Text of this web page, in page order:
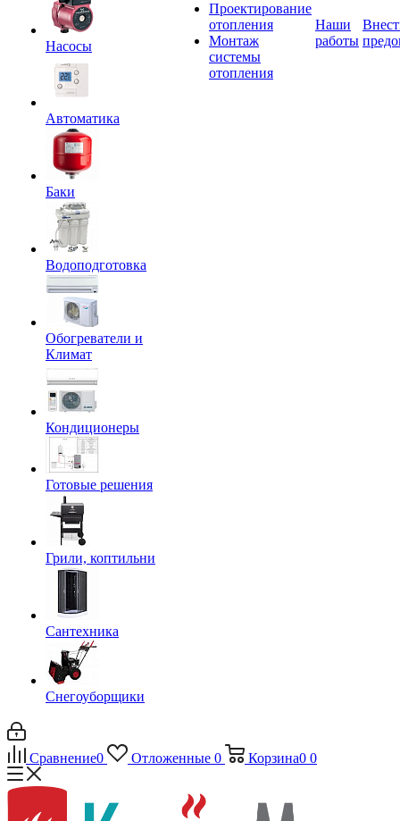
Насосы
Автоматика
Баки
Водоподготовка
Обогреватели и
Климат
Кондиционеры
Готовые решения
Грили, коптильни
Сантехника
Снегоуборщики
Проектирование
отопления
Монтаж
системы
отопления
Наши
работы
Сравнение0 Отложенные 0 Корзина0 0